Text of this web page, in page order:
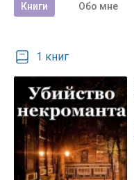
Книги Обо мне
1 книг